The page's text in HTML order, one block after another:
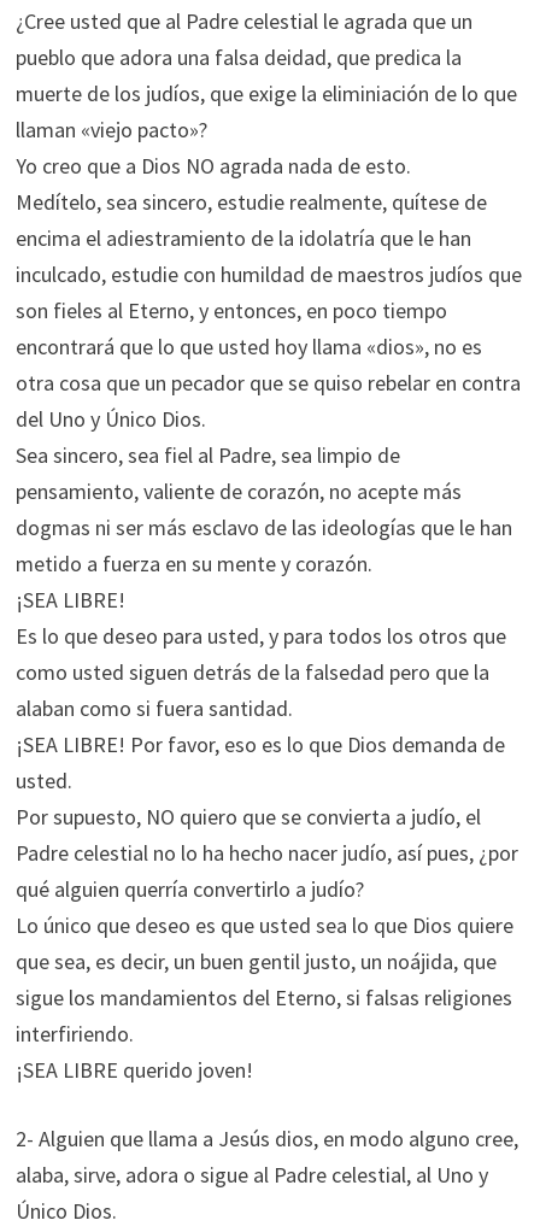
¿Cree usted que al Padre celestial le agrada que un
pueblo que adora una falsa deidad, que predica la
muerte de los judíos, que exige la eliminiación de lo que
llaman «viejo pacto»?
Yo creo que a Dios NO agrada nada de esto.
Medítelo, sea sincero, estudie realmente, quítese de
encima el adiestramiento de la idolatría que le han
inculcado, estudie con humildad de maestros judíos que
son fieles al Eterno, y entonces, en poco tiempo
encontrará que lo que usted hoy llama «dios», no es
otra cosa que un pecador que se quiso rebelar en contra
del Uno y Único Dios.
Sea sincero, sea fiel al Padre, sea limpio de
pensamiento, valiente de corazón, no acepte más
dogmas ni ser más esclavo de las ideologías que le han
metido a fuerza en su mente y corazón.
¡SEA LIBRE!
Es lo que deseo para usted, y para todos los otros que
como usted siguen detrás de la falsedad pero que la
alaban como si fuera santidad.
¡SEA LIBRE! Por favor, eso es lo que Dios demanda de
usted.
Por supuesto, NO quiero que se convierta a judío, el
Padre celestial no lo ha hecho nacer judío, así pues, ¿por
qué alguien querría convertirlo a judío?
Lo único que deseo es que usted sea lo que Dios quiere
que sea, es decir, un buen gentil justo, un noájida, que
sigue los mandamientos del Eterno, si falsas religiones
interfiriendo.
¡SEA LIBRE querido joven!
2- Alguien que llama a Jesús dios, en modo alguno cree,
alaba, sirve, adora o sigue al Padre celestial, al Uno y
Único Dios.